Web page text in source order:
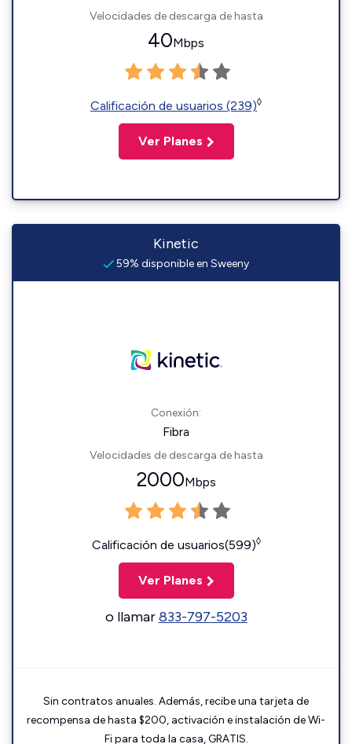
Velocidades de descarga de hasta
40Mbps
Calificación de usuarios (239)◊
Ver Planes
Kinetic
59% disponible en Sweeny
Conexión:
Fibra
Velocidades de descarga de hasta
2000Mbps
Calificación de usuarios(599)◊
Ver Planes
o llamar833-797-5203
Sin contratos anuales. Además, recibe una tarjeta de
recompensa de hasta $200, activación e instalación de Wi-
Fi para toda la casa, GRATIS.